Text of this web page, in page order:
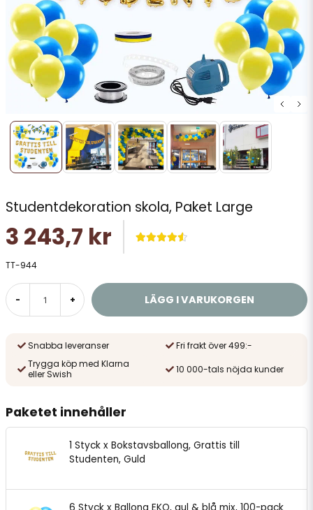
Studentdekoration skola, Paket Large
3 243,7 kr
TT-944
- + LÄGG I VARUKORGEN
Snabba leveranser
Fri frakt över 499:-
Trygga köp med Klarna
eller Swish
10 000-tals nöjda kunder
Paketet innehåller
1 Styck x Bokstavsballong, Grattis till
Studenten, Guld